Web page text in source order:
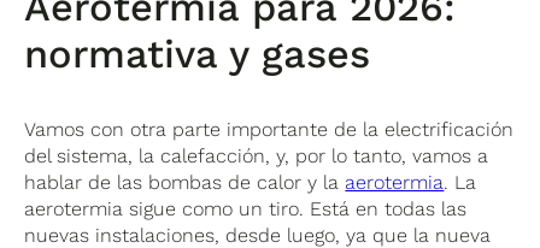
normativa y gases
Vamos con otra parte importante de la electrificación
del sistema, la calefacción, y, por lo tanto, vamos a
hablar de las bombas de calor y la aerotermia. La
aerotermia sigue como un tiro. Está en todas las
nuevas instalaciones, desde luego, ya que la nueva